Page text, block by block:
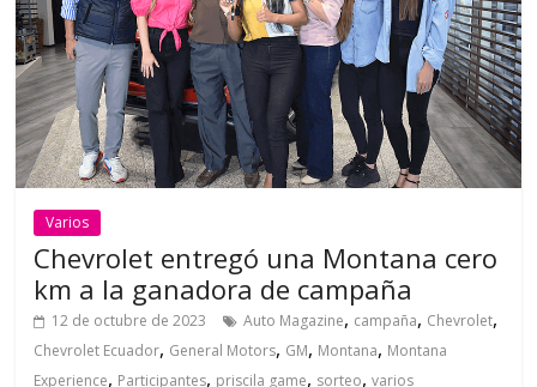
Varios
Chevrolet entregó una Montana cero
km a la ganadora de campaña
12 de octubre de 2023 Auto Magazine, campaña, Chevrolet,
Chevrolet Ecuador, General Motors, GM, Montana, Montana
Experience, Participantes, priscila game, sorteo,varios